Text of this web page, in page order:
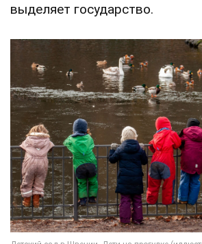
выделяет государство.